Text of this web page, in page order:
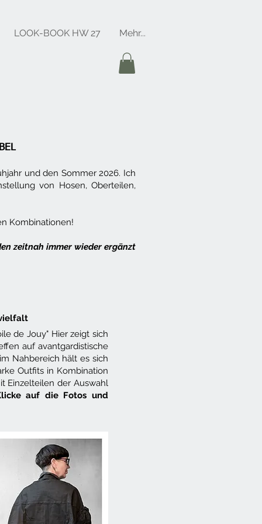
LOOK-BOOK HW 27 Mehr...
und den Sommer 2026. Ich
von Hosen, Oberteilen,
Kombinationen!
zeitnah immer wieder ergänzt
de Jouy" Hier zeigt sich
auf avantgardistische
Nahbereich hält es sich
Outfits in Kombination
Einzelteilen der Auswahl
auf die Fotos und